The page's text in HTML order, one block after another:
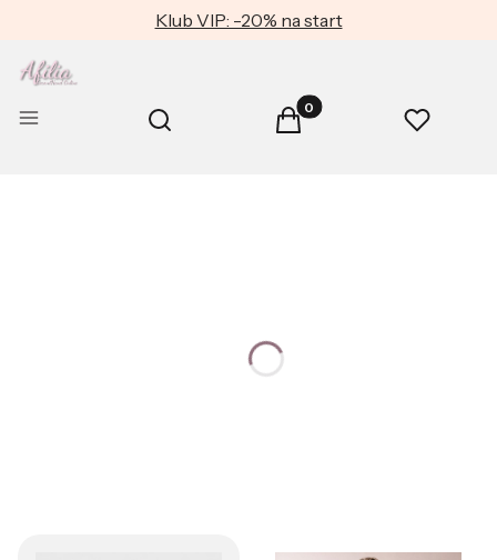
Klub VIP: -20% na start
Menu Otwórz wyszukiwarkę
Szukaj Produkty w koszyku: 0.
Koszyk Ulubione